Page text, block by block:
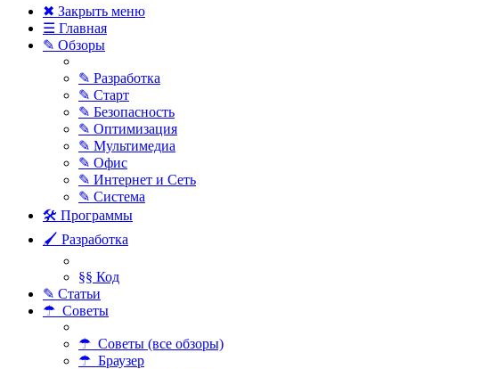
✖ Закрыть меню
☰ Главная
✎ Обзоры
✎ Разработка
✎ Старт
✎ Безопасность
✎ Оптимизация
✎ Мультимедиа
✎ Офис
✎ Интернет и Сеть
✎ Система
🛠 Программы
🖌 Разработка
§§ Код
✎ Статьи
☂ Советы
☂ Советы (все обзоры)
☂ Браузер